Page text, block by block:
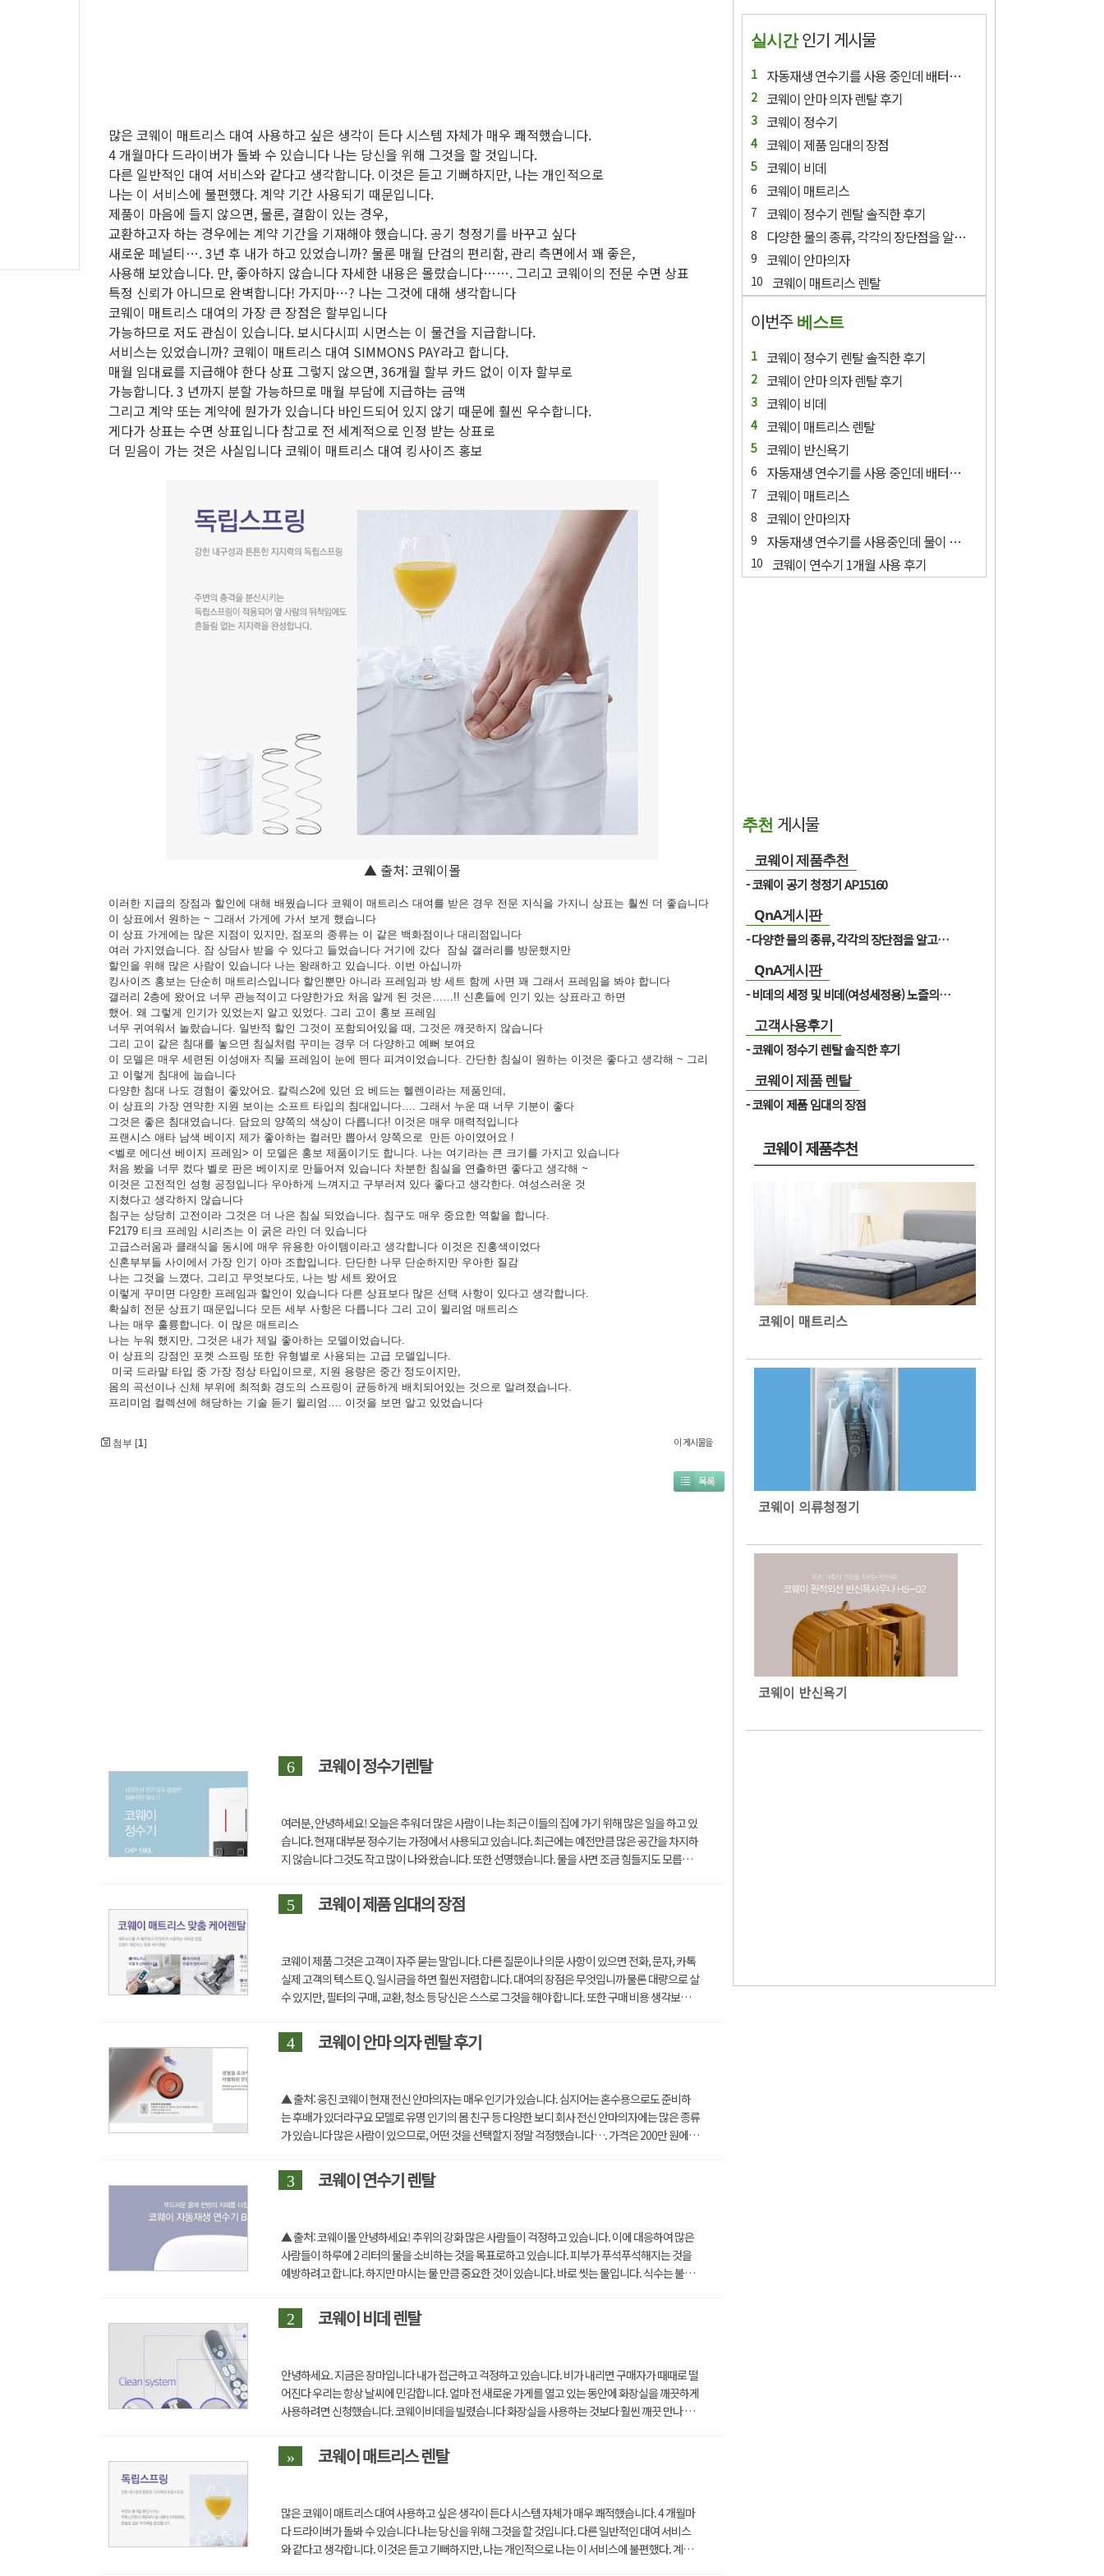
많은 코웨이 매트리스 대여 사용하고 싶은 생각이 든다 시스템 자체가 매우 쾌적했습니다.
4 개월마다 드라이버가 돌봐 수 있습니다 나는 당신을 위해 그것을 할 것입니다.
다른 일반적인 대여 서비스와 같다고 생각합니다. 이것은 듣고 기뻐하지만, 나는 개인적으로
나는 이 서비스에 불편했다. 계약 기간 사용되기 때문입니다.
제품이 마음에 들지 않으면, 물론, 결함이 있는 경우,
교환하고자 하는 경우에는 계약 기간을 기재해야 했습니다. 공기 청정기를 바꾸고 싶다
새로운 페널티…. 3년 후 내가 하고 있었습니까? 물론 매월 단검의 편리함, 관리 측면에서 꽤 좋은,
사용해 보았습니다. 만, 좋아하지 않습니다 자세한 내용은 몰랐습니다……. 그리고 코웨이의 전문 수면 상표
특정 신뢰가 아니므로 완벽합니다! 가지마…? 나는 그것에 대해 생각합니다
코웨이 매트리스 대여의 가장 큰 장점은 할부입니다
가능하므로 저도 관심이 있습니다. 보시다시피 시먼스는 이 물건을 지급합니다.
서비스는 있었습니까? 코웨이 매트리스 대여 SIMMONS PAY라고 합니다.
매월 임대료를 지급해야 한다 상표 그렇지 않으면, 36개월 할부 카드 없이 이자 할부로
가능합니다. 3 년까지 분할 가능하므로 매월 부담에 지급하는 금액
그리고 계약 또는 계약에 뭔가가 있습니다 바인드되어 있지 않기 때문에 훨씬 우수합니다.
게다가 상표는 수면 상표입니다 참고로 전 세계적으로 인정 받는 상표로
더 믿음이 가는 것은 사실입니다 코웨이 매트리스 대여 킹사이즈 홍보
▲ 출처: 코웨이몰
이러한 지급의 장점과 할인에 대해 배웠습니다 코웨이 매트리스 대여를 받은 경우 전문 지식을 가지니 상표는 훨씬 더 좋습니다
이 상표에서 원하는 ~ 그래서 가게에 가서 보게 했습니다
이 상표 가게에는 많은 지점이 있지만, 점포의 종류는 이 같은 백화점이나 대리점입니다
여러 가지였습니다. 잠 상담사 받을 수 있다고 들었습니다 거기에 갔다 잠실 갤러리를 방문했지만
할인을 위해 많은 사람이 있습니다 나는 왕래하고 있습니다. 이번 아십니까
킹사이즈 홍보는 단순히 매트리스입니다 할인뿐만 아니라 프레임과 방 세트 함께 사면 꽤 그래서 프레임을 봐야 합니다
갤러리 2층에 왔어요 너무 관능적이고 다양한가요 처음 알게 된 것은……!! 신혼들에 인기 있는 상표라고 하면
했어. 왜 그렇게 인기가 있었는지 알고 있었다. 그리 고이 홍보 프레임
너무 귀여워서 놀랐습니다. 일반적 할인 그것이 포함되어있을 때, 그것은 깨끗하지 않습니다
그리 고이 같은 침대를 놓으면 침실처럼 꾸미는 경우 더 다양하고 예뻐 보여요
이 모델은 매우 세련된 이성애자 직물 프레임이 눈에 띈다 피겨이었습니다. 간단한 침실이 원하는 이것은 좋다고 생각해 ~ 그리
고 이렇게 침대에 눕습니다
다양한 침대 나도 경험이 좋았어요. 칼릭스2에 있던 요 베드는 헬렌이라는 제품인데,
이 상표의 가장 연약한 지원 보이는 소프트 타입의 침대입니다…. 그래서 누운 때 너무 기분이 좋다
그것은 좋은 침대였습니다. 담요의 양쪽의 색상이 다릅니다! 이것은 매우 매력적입니다
프랜시스 애타 남색 베이지 제가 좋아하는 컬러만 뽑아서 양쪽으로 만든 아이였어요 !
<벨로 에디션 베이지 프레임> 이 모델은 홍보 제품이기도 합니다. 나는 여기라는 큰 크기를 가지고 있습니다
처음 봤을 너무 컸다 벨로 판은 베이지로 만들어져 있습니다 차분한 침실을 연출하면 좋다고 생각해 ~
이것은 고전적인 성형 공정입니다 우아하게 느껴지고 구부러져 있다 좋다고 생각한다. 여성스러운 것
지쳤다고 생각하지 않습니다
침구는 상당히 고전이라 그것은 더 나은 침실 되었습니다. 침구도 매우 중요한 역할을 합니다.
F2179 티크 프레임 시리즈는 이 굵은 라인 더 있습니다
고급스러움과 클래식을 동시에 매우 유용한 아이템이라고 생각합니다 이것은 진홍색이었다
신혼부부들 사이에서 가장 인기 아마 조합입니다. 단단한 나무 단순하지만 우아한 질감
나는 그것을 느꼈다, 그리고 무엇보다도, 나는 방 세트 왔어요
이렇게 꾸미면 다양한 프레임과 할인이 있습니다 다른 상표보다 많은 선택 사항이 있다고 생각합니다.
확실히 전문 상표기 때문입니다 모든 세부 사항은 다릅니다 그리 고이 윌리엄 매트리스
나는 매우 훌륭합니다. 이 많은 매트리스
나는 누워 했지만, 그것은 내가 제일 좋아하는 모델이었습니다.
이 상표의 강점인 포켓 스프링 또한 유형별로 사용되는 고급 모델입니다.
미국 드라말 타입 중 가장 정상 타입이므로, 지원 용량은 중간 정도이지만,
몸의 곡선이나 신체 부위에 최적화 경도의 스프링이 균등하게 배치되어있는 것으로 알려졌습니다.
프리미엄 컬렉션에 해당하는 기술 듣기 윌리엄…. 이것을 보면 알고 있었습니다
첨부 [1] 이 게시물을
목록
6 코웨이 정수기렌탈
여러분, 안녕하세요! 오늘은 추워 더 많은 사람이 나는 최근 이들의 집에 가기 위해 많은 일을 하고 있
습니다. 현재 대부분 정수기는 가정에서 사용되고 있습니다. 최근에는 예전만큼 많은 공간을 차지하
지 않습니다 그것도 작고 많이 나와 왔습니다. 또한 선명했습니다. 물을 사면 조금 힘들지도 모릅니
5
코웨이 제품 임대의 장점
코웨이 제품 그것은 고객이 자주 묻는 말입니다. 다른 질문이나 의문 사항이 있으면 전화, 문자, 카톡
실제 고객의 텍스트 Q. 일시금을 하면 훨씬 저렴합니다. 대여의 장점은 무엇입니까 물론 대량으로 살
수 있지만, 필터의 구매, 교환, 청소 등 당신은 스스로 그것을 해야 합니다. 또한 구매 비용 생각보다
4
코웨이 안마 의자 렌탈 후기
▲ 출처: 웅진 코웨이 현재 전신 안마의자는 매우 인기가 있습니다. 심지어는 혼수용으로도 준비하
는 후배가 있더라구요 모델로 유명 인기의 몸 친구 등 다양한 보디 회사 전신 안마의자에는 많은 종류
가 있습니다 많은 사람이 있으므로, 어떤 것을 선택할지 정말 걱정했습니다…. 가격은 200만 원에서
3
코웨이 연수기 렌탈
▲ 출처: 코웨이몰 안녕하세요! 추위의 강화 많은 사람들이 걱정하고 있습니다. 이에 대응하여 많은
사람들이 하루에 2 리터의 물을 소비하는 것을 목표로하고 있습니다. 피부가 푸석푸석해지는 것을
예방하려고 합니다. 하지만 마시는 물 만큼 중요한 것이 있습니다. 바로 씻는 물입니다. 식수는 불과
2
코웨이 비데 렌탈
안녕하세요. 지금은 장마입니다 내가 접근하고 걱정하고 있습니다. 비가 내리면 구매자가 때때로 떨
어진다 우리는 항상 날씨에 민감합니다. 얼마 전 새로운 가게를 열고 있는 동안에 화장실을 깨끗하게
사용하려면 신청했습니다. 코웨이비데을 빌렸습니다 화장실을 사용하는 것보다 훨씬 깨끗 만나 뵙
»
코웨이 매트리스 렌탈
많은 코웨이 매트리스 대여 사용하고 싶은 생각이 든다 시스템 자체가 매우 쾌적했습니다. 4 개월마
다 드라이버가 돌봐 수 있습니다 나는 당신을 위해 그것을 할 것입니다. 다른 일반적인 대여 서비스
와 같다고 생각합니다. 이것은 듣고 기뻐하지만, 나는 개인적으로 나는 이 서비스에 불편했다. 계약
실시간인기 게시물
자동재생 연수기를 사용 중인데 배터리 교환에 램프가 들어와요.
코웨이 안마 의자 렌탈 후기
코웨이 정수기
코웨이 제품 임대의 장점
코웨이 비데
코웨이 매트리스
코웨이 정수기 렌탈 솔직한 후기
다양한 물의 종류, 각각의 장단점을 알고 싶어요?
코웨이 안마의자
코웨이 매트리스 렌탈
이번주 베스트
코웨이 정수기 렌탈 솔직한 후기
코웨이 안마 의자 렌탈 후기
코웨이 비데
코웨이 매트리스 렌탈
코웨이 반신욕기
자동재생 연수기를 사용 중인데 배터리 교환에 램프가 들어와요.
코웨이 매트리스
코웨이 안마의자
자동재생 연수기를 사용중인데 물이 나오지 않아요.
코웨이 연수기 1개월 사용 후기
추천 게시물
코웨이 제품추천
코웨이 공기 청정기 AP15160
QnA게시판
다양한 물의 종류, 각각의 장단점을 알고 싶어요?
QnA게시판
비데의 세정 및 비데(여성세정용) 노즐의 경우 세척이 필요한가요?
고객사용후기
코웨이 정수기 렌탈 솔직한 후기
코웨이 제품 렌탈
코웨이 제품 임대의 장점
코웨이 제품추천
코웨이 매트리스
코웨이 의류청정기
코웨이 반신욕기